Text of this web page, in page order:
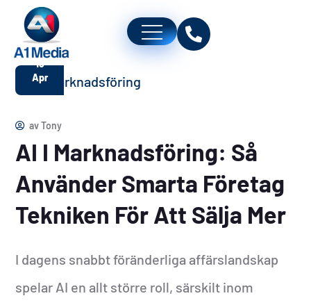
16
Apr
avTony
AI I Marknadsföring: Så
Använder Smarta Företag
Tekniken För Att Sälja Mer
I dagens snabbt föränderliga affärslandskap
spelar AI en allt större roll, särskilt inom